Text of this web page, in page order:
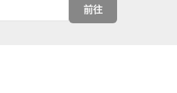
前往